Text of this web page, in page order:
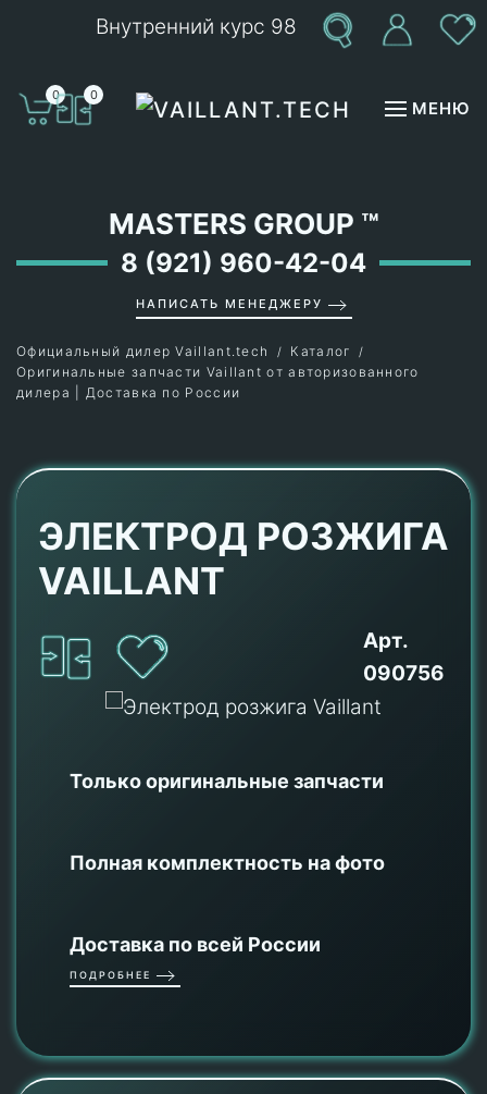
Внутренний курс 98
0 0
МЕНЮ
MASTERS GROUP ™
8 (921) 960-42-04
НАПИСАТЬ МЕНЕДЖЕРУ
Официальный дилер Vaillant.tech
Каталог
Оригинальные запчасти Vaillant от авторизованного
дилера | Доставка по России
ЭЛЕКТРОД РОЗЖИГА
VAILLANT
Арт.
090756
Только оригинальные запчасти
Полная комплектность на фото
Доставка по всей России
ПОДРОБНЕЕ